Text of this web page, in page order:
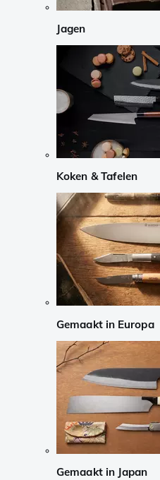
Jagen
Koken & Tafelen
Gemaakt in Europa
Gemaakt in Japan